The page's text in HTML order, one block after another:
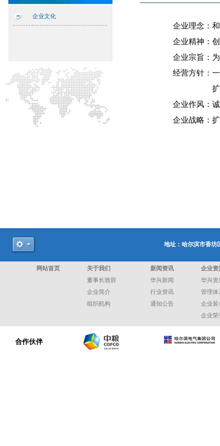
企业文化
企业理念：和
企业精神：创
企业宗旨：为
经营方针：一
扩展全国
企业作风：诚
企业战略：扩
地址：哈尔滨市香
网站首页 关于我们 新闻资讯
企业资
董事长致辞
华兴新闻
华兴资
企业简介
行业资讯
管理体
组织机构
通知公告
企业装
企业荣
合作伙伴